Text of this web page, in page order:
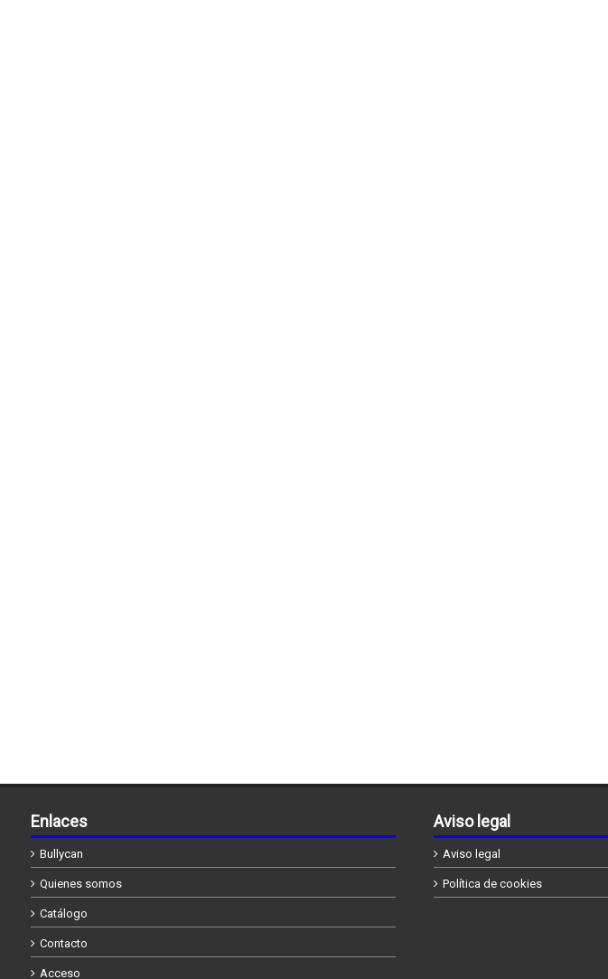
Enlaces
Bullycan
Quienes somos
Catálogo
Contacto
Acceso
Aviso legal
Aviso legal
Política de cookies